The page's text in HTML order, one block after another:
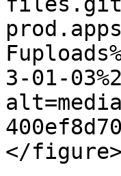
3-01-
</figure>